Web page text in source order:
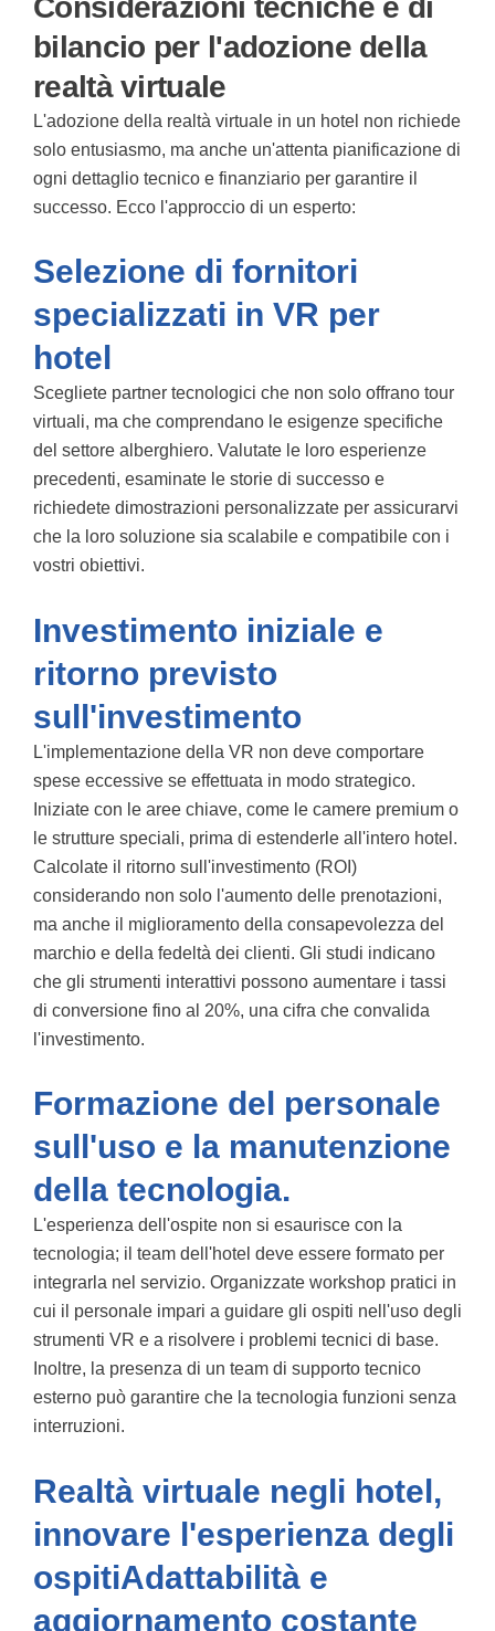
bilancio per l'adozione della
realtà virtuale
L'adozione della realtà virtuale in un hotel non richiede
solo entusiasmo, ma anche un'attenta pianificazione di
ogni dettaglio tecnico e finanziario per garantire il
successo. Ecco l'approccio di un esperto:
Selezione di fornitori
specializzati in VR per
hotel
Scegliete partner tecnologici che non solo offrano tour
virtuali, ma che comprendano le esigenze specifiche
del settore alberghiero. Valutate le loro esperienze
precedenti, esaminate le storie di successo e
richiedete dimostrazioni personalizzate per assicurarvi
che la loro soluzione sia scalabile e compatibile con i
vostri obiettivi.
Investimento iniziale e
ritorno previsto
sull'investimento
L'implementazione della VR non deve comportare
spese eccessive se effettuata in modo strategico.
Iniziate con le aree chiave, come le camere premium o
le strutture speciali, prima di estenderle all'intero hotel.
Calcolate il ritorno sull'investimento (ROI)
considerando non solo l'aumento delle prenotazioni,
ma anche il miglioramento della consapevolezza del
marchio e della fedeltà dei clienti. Gli studi indicano
che gli strumenti interattivi possono aumentare i tassi
di conversione fino al 20%, una cifra che convalida
l'investimento.
Formazione del personale
sull'uso e la manutenzione
della tecnologia.
L'esperienza dell'ospite non si esaurisce con la
tecnologia; il team dell'hotel deve essere formato per
integrarla nel servizio. Organizzate workshop pratici in
cui il personale impari a guidare gli ospiti nell'uso degli
strumenti VR e a risolvere i problemi tecnici di base.
Inoltre, la presenza di un team di supporto tecnico
esterno può garantire che la tecnologia funzioni senza
interruzioni.
Realtà virtuale negli hotel,
innovare l'esperienza degli
ospitiAdattabilità e
aggiornamento costante